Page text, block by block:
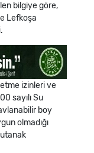
bilgiye göre,
Lefkoşa
izinleri ve
sayılı Su
boy
olmadığı